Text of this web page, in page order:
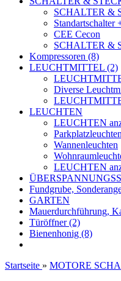
SCHALTER &
Standartschalter
CEE Cecon
SCHALTER &
Kompressoren (8)
LEUCHTMITTEL (2)
Diverse
LEUCHTEN
LEUCHTEN
Parkplatzleuchten
Wannenleuchten
LEUCHTEN
Fundgrube,
GARTEN
Mauerdurchführung,
Türöffner (2)
Bienenhonig (8)
Startseite » MOTORE